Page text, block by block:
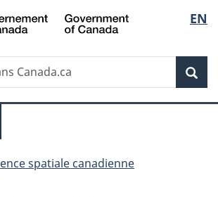
Passer
au
principal
Passer
à
Au
du
Passer
à
version
simplifiée
de
la
EN
spatiale canadienne